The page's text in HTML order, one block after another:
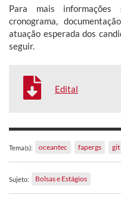
Para mais informações
cronograma,
atuação esperada dos
seguir.
Edital
Tema(s): oceantec fapergs git
Sujeto: Bolsas e Estágios